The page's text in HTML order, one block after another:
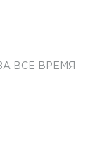
ВСЕ ВРЕМЯ